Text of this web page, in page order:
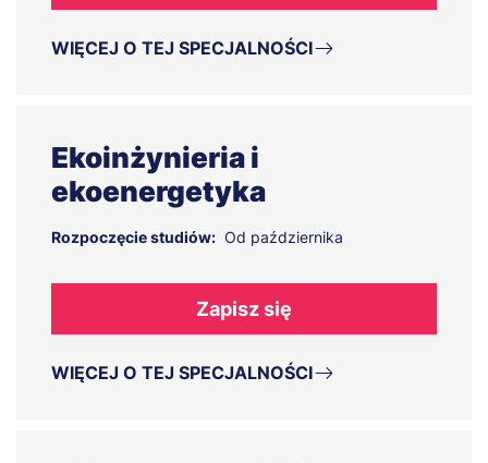
WIĘCEJ O TEJ SPECJALNOŚCI
Ekoinżynieria i
ekoenergetyka
Rozpoczęcie studiów: Od października
Zapisz się
WIĘCEJ O TEJ SPECJALNOŚCI